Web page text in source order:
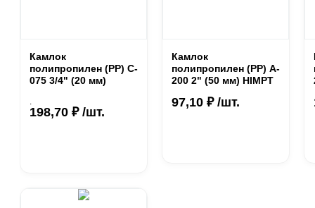
Камлок
полипропилен (РР) C-
075 3/4" (20 мм)
.
198,70 ₽ /шт.
Камлок
полипропилен (PP) A-
200 2" (50 мм) HIMPT
97,10 ₽ /шт.